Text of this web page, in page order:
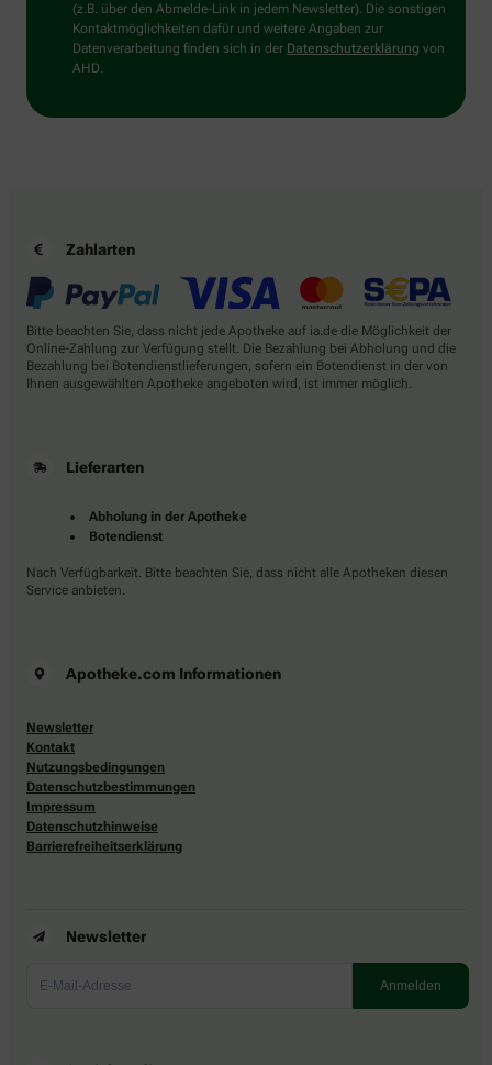
(z.B. über den Abmelde-Link in jedem Newsletter). Die sonstigen
Kontaktmöglichkeiten dafür und weitere Angaben zur
Datenverarbeitung finden sich in der Datenschutzerklärung von
AHD.
Zahlarten
Bitte beachten Sie, dass nicht jede Apotheke auf ia.de die Möglichkeit der
Online-Zahlung zur Verfügung stellt. Die Bezahlung bei Abholung und die
Bezahlung bei Botendienstlieferungen, sofern ein Botendienst in der von
Ihnen ausgewählten Apotheke angeboten wird, ist immer möglich.
Lieferarten
Abholung in der Apotheke
Botendienst
Nach Verfügbarkeit. Bitte beachten Sie, dass nicht alle Apotheken diesen
Service anbieten.
Apotheke.com Informationen
Newsletter
Kontakt
Nutzungsbedingungen
Datenschutzbestimmungen
Impressum
Datenschutzhinweise
Barrierefreiheitserklärung
Newsletter